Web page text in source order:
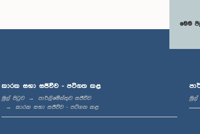
මෙම
කාරක සභා සජීවීව - පටිගත කළ
මුල් පිටුව
පාර්ලිමේන්තුව සජීවීව
කාරක සභා සජීවීව - පටිගත කළ
මුල්